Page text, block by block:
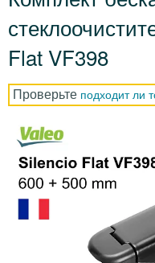
Flat VF398
Проверьте подходит ли